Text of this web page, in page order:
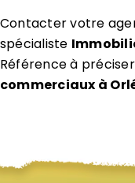
Contacter votre
spécialiste
Référence à
commerciaux à